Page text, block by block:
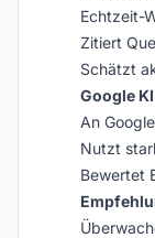
Echtzeit-
Zitiert
Schätzt
Google
An
Nutzt
Bewertet